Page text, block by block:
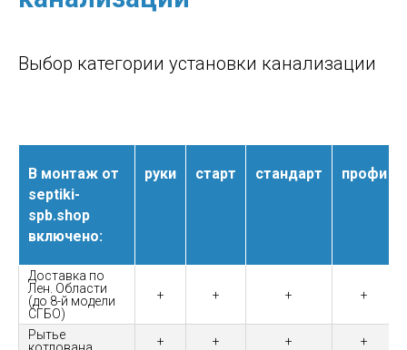
Выбор категории установки канализации
В монтаж от
septiki-
spb.shop
включено:
руки старт стандарт профи
Доставка по
Лен. Области
(до 8-й модели
СГБО)
+ + + +
Рытье
+ + + +